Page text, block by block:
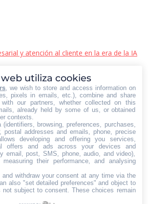
y atención al cliente en la era de la IA
utiliza cookies
, we wish to store and access information on
pixels in emails, etc.), combine and share
our partners, whether collected on this
already held by some of us, or obtained
contexts.
browsing, preferences, purchases,
postal addresses and emails, phone, precise
developing and offering you services,
offers and ads across your devices and
email, post, SMS, phone, audio, and video),
measuring their performance, and analysing
withdraw your consent at any time via the
also "set detailed preferences" and object to
not subject to consent. These choices remain